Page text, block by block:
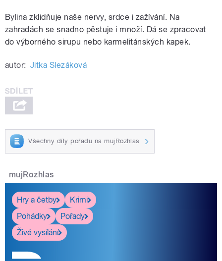
Bylina zklidňuje naše nervy, srdce i zažívání. Na
zahradách se snadno pěstuje i množí. Dá se zpracovat
do výborného sirupu nebo karmelitánských kapek.
autor: Jitka Slezáková
Všechny díly pořadu na mujRozhlas
mujRozhlas
Hry a četby
Krimi
Pohádky
Pořady
Živé vysílání